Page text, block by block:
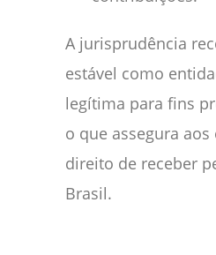
A jurisprudência
estável como
legítima para fins
o que assegura
direito de receber
Brasil.